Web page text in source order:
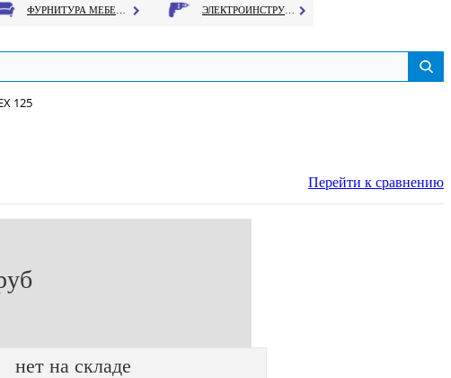
125
Перейти к сравнению
нет на складе